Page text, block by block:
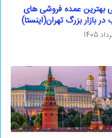
بهترین عمده فروشی های
بازار بزرگ تهران(اینستا)